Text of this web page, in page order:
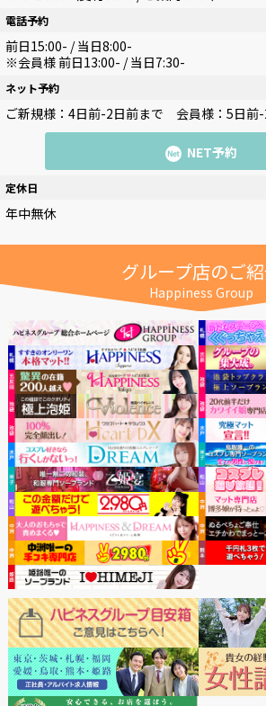
電話予約
前日15:00- / 当日8:00-
※会員様 前日13:00- / 当日7:30-
ネット予約
ご新規様：4日前-2日前まで 会員様：5日前
NET予約
定休日
年中無休
グループ店のご
Happiness Group